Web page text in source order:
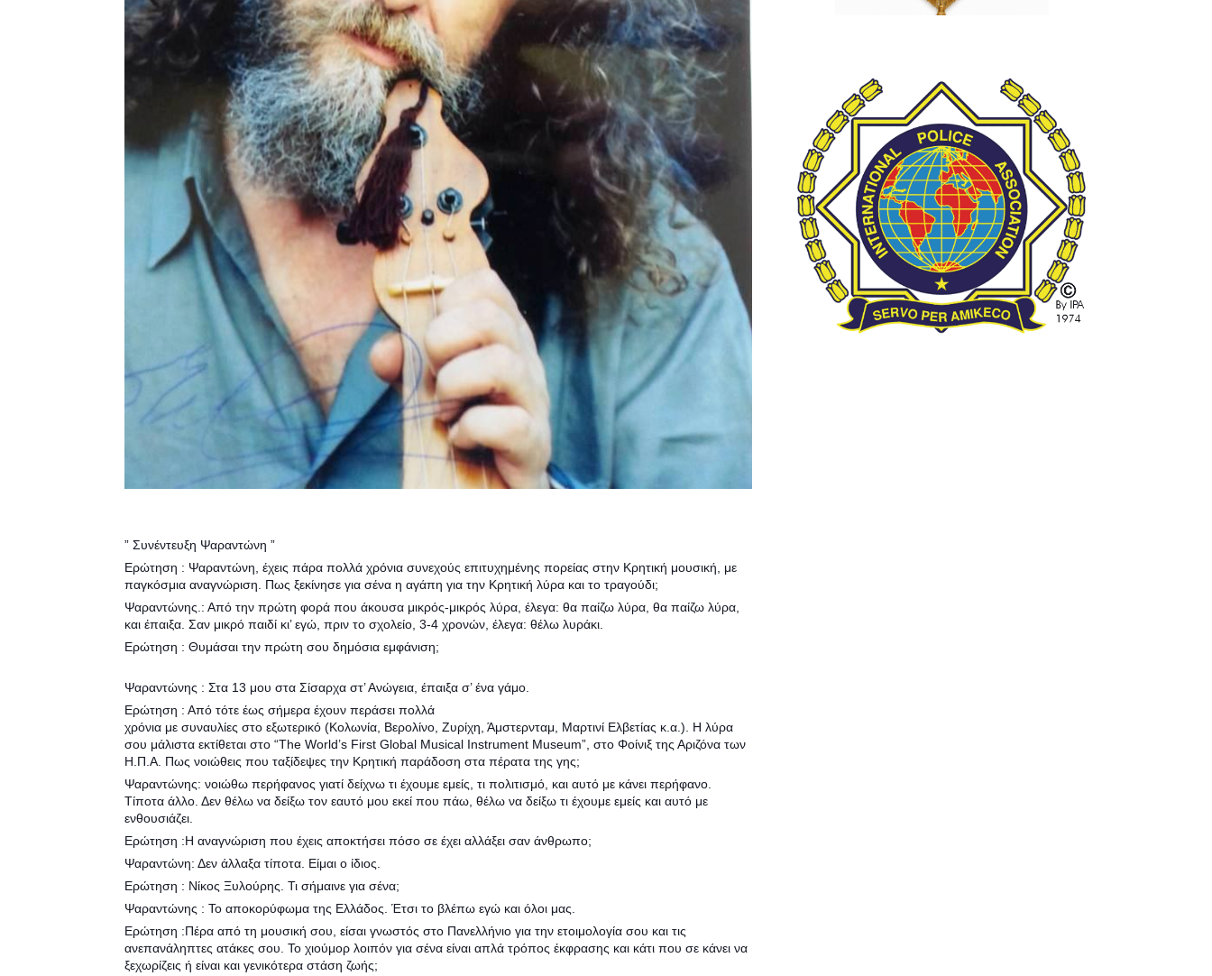
” Συνέντευξη Ψαραντώνη ”
Ερώτηση : Ψαραντώνη, έχεις πάρα πολλά χρόνια συνεχούς επιτυχημένης πορείας στην Κρητική μουσική, με
παγκόσμια αναγνώριση. Πως ξεκίνησε για σένα η αγάπη για την Κρητική λύρα και το τραγούδι;
Ψαραντώνης.: Από την πρώτη φορά που άκουσα μικρός-μικρός λύρα, έλεγα: θα παίζω λύρα, θα παίζω λύρα,
και έπαιξα. Σαν μικρό παιδί κι’ εγώ, πριν το σχολείο, 3-4 χρονών, έλεγα: θέλω λυράκι.
Ερώτηση : Θυμάσαι την πρώτη σου δημόσια εμφάνιση;
Ψαραντώνης : Στα 13 μου στα Σίσαρχα στ’ Ανώγεια, έπαιξα σ’ ένα γάμο.
Ερώτηση : Από τότε έως σήμερα έχουν περάσει πολλά
χρόνια με συναυλίες στο εξωτερικό (Κολωνία, Βερολίνο, Ζυρίχη, Άμστερνταμ, Μαρτινί Ελβετίας κ.α.). Η λύρα
σου μάλιστα εκτίθεται στο “The World’s First Global Musical Instrument Museum”, στο Φοίνιξ της Αριζόνα των
Η.Π.Α. Πως νοιώθεις που ταξίδεψες την Κρητική παράδοση στα πέρατα της γης;
Ψαραντώνης: νοιώθω περήφανος γιατί δείχνω τι έχουμε εμείς, τι πολιτισμό, και αυτό με κάνει περήφανο.
Τίποτα άλλο. Δεν θέλω να δείξω τον εαυτό μου εκεί που πάω, θέλω να δείξω τι έχουμε εμείς και αυτό με
ενθουσιάζει.
Ερώτηση :Η αναγνώριση που έχεις αποκτήσει πόσο σε έχει αλλάξει σαν άνθρωπο;
Ψαραντώνη: Δεν άλλαξα τίποτα. Είμαι ο ίδιος.
Ερώτηση : Νίκος Ξυλούρης. Τι σήμαινε για σένα;
Ψαραντώνης : Το αποκορύφωμα της Ελλάδος. Έτσι το βλέπω εγώ και όλοι μας.
Ερώτηση :Πέρα από τη μουσική σου, είσαι γνωστός στο Πανελλήνιο για την ετοιμολογία σου και τις
ανεπανάληπτες ατάκες σου. Το χιούμορ λοιπόν για σένα είναι απλά τρόπος έκφρασης και κάτι που σε κάνει να
ξεχωρίζεις ή είναι και γενικότερα στάση ζωής;